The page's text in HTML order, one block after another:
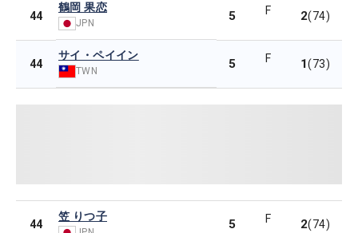
44
鶴岡 果恋
JPN 5 F 2(74)
44
サイ・ペイイン
TWN 5 F 1(73)
44
笠 りつ子
5 F 2(74)